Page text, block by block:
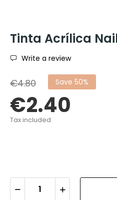
Tinta Acrílica
Write a review
€4.80 Save 50%
€2.40
Tax included